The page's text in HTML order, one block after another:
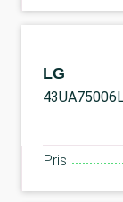
LG
Pris